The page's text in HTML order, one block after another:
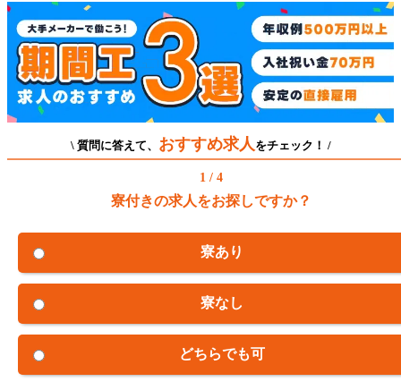
\ 質問に答えて、 おすすめ求人 をチェック！ /
1 / 4
寮付きの求人をお探しですか？
寮あり
寮なし
どちらでも可